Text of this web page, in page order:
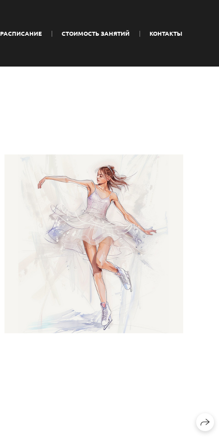
РАСПИСАНИЕ СТОИМОСТЬ ЗАНЯТИЙ КОНТАКТЫ